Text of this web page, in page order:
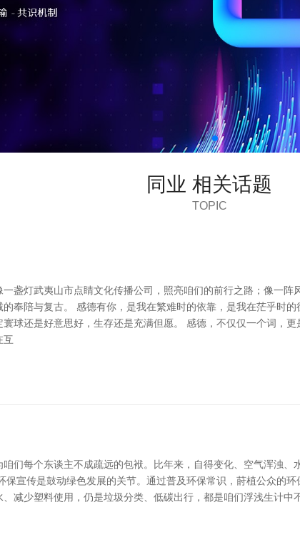
同业 相关话题
TOPIC
盏灯武夷山市点睛文化传播公司，照亮咱们的前行之路；像一
奉陪与复古。 感德有你，是我在繁难时的依靠，是我在茫乎时
球还是好意思好，生存还是充满但愿。 感德，不仅仅一个词，
互
们每个东谈主不成疏远的包袱。比年来，自得变化、空气浑浊
保宣传是鼓动绿色发展的关节。通过普及环保常识，莳植公众的
减少塑料使用，仍是垃圾分类、低碳出行，都是咱们浮浅生计